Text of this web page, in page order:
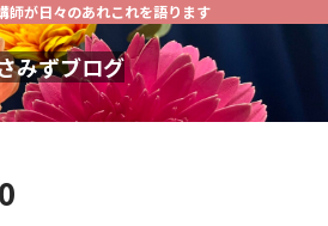
師が日々のあれこれを語ります
みずブログ